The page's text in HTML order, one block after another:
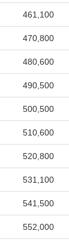
461,100
470,800
480,600
490,500
500,500
510,600
520,800
531,100
541,500
552,000